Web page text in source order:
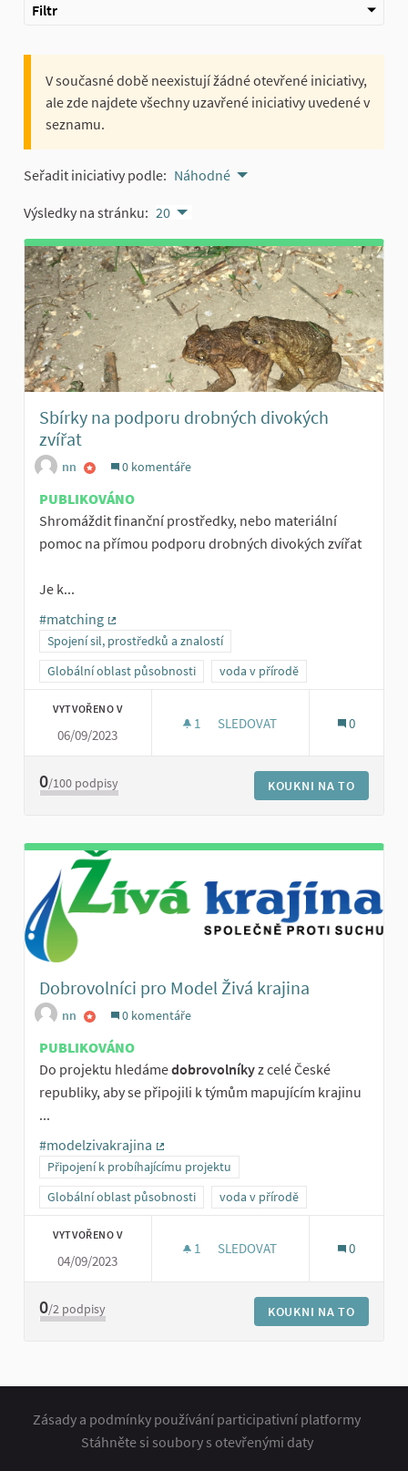
Filtr
V současné době neexistují žádné otevřené iniciativy,
ale zde najdete všechny uzavřené iniciativy uvedené v
seznamu.
Seřadit iniciativy podle: Náhodné
Výsledky na stránku: 20
Sbírky na podporu drobných divokých
zvířat
nn 0 komentáře
PUBLIKOVÁNO
Shromáždit finanční prostředky, nebo materiální
pomoc na přímou podporu drobných divokých zvířat
Je k...
#matching
(Externí odkaz)
Spojení sil, prostředků a znalostí
Globální oblast působnosti
voda v přírodě
VYTVOŘENO V
06/09/2023
1 1 SLEDUJÍCÍ
SLEDOVAT 0
0/100 podpisy KOUKNI NA TO
Dobrovolníci pro Model Živá krajina
nn 0 komentáře
PUBLIKOVÁNO
Do projektu hledámedobrovolníkyz celé České
republiky, aby se připojili k týmům mapujícím krajinu
...
#modelzivakrajina
(Externí odkaz)
Připojení k probíhajícímu projektu
Globální oblast působnosti
voda v přírodě
VYTVOŘENO V
04/09/2023
1 1 SLEDUJÍCÍ
SLEDOVAT 0
0/2 podpisy KOUKNI NA TO
Zásady a podmínky používání participativní platformy
Stáhněte si soubory s otevřenými daty